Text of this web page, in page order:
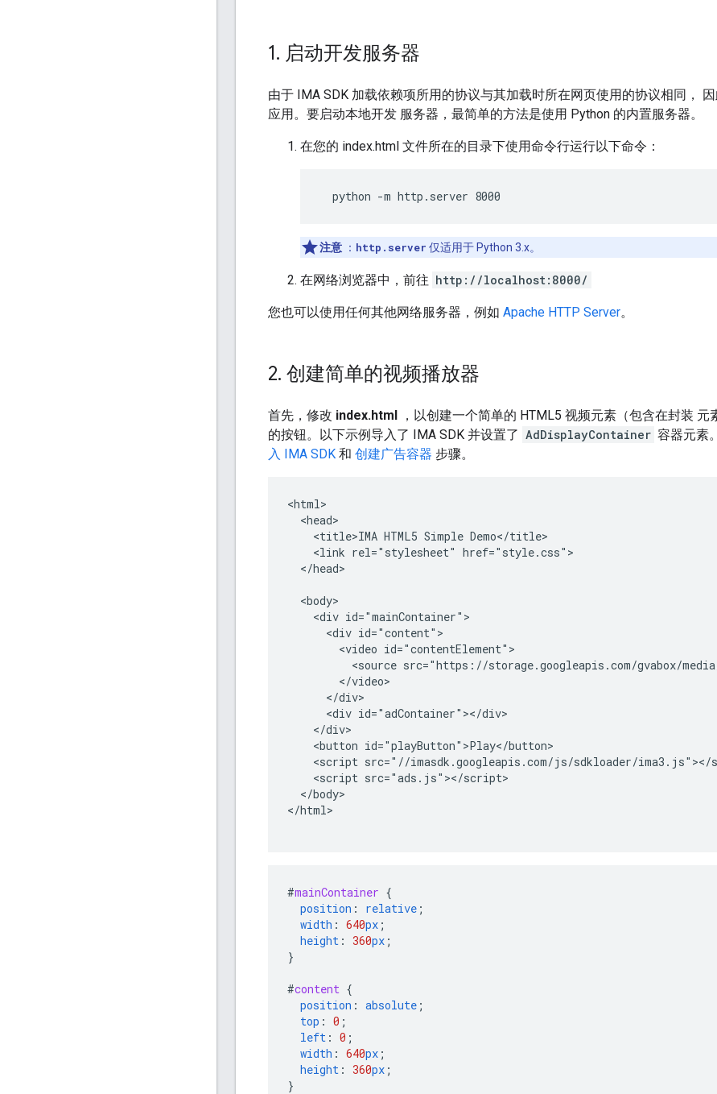
1. 启动开发服务器
由于 IMA SDK 加载依赖项所用的协议与其加载时所在网页使用的协议相同，
应用。要启动本地开发 服务器，最简单的方法是使用 Python 的内置服务器。
在您的 index.html 文件所在的目录下使用命令行运行以下命令：
  python -m http.server 8000
注意 ： http.server 仅适用于 Python 3.x。
在网络浏览器中，前往 http://localhost:8000/
您也可以使用任何其他网络服务器，例如 Apache HTTP Server。
2. 创建简单的视频播放器
首先，修改 index.html ，以创建一个简单的 HTML5 视频元素（包含在封装
的按钮。以下示例导入了 IMA SDK 并设置了 AdDisplayContainer 容器元素
入 IMA SDK 和 创建广告容器 步骤。
<html>
  <head>
    <title>IMA HTML5 Simple Demo</title>
    <link rel="stylesheet" href="style.css">
  </head>
  <body>
    <div id="mainContainer">
      <div id="content">
        <video id="contentElement">
<source src="https://storage.googleapis.com/gvabox/
        </video>
      </div>
      <div id="adContainer"></div>
    </div>
    <button id="playButton">Play</button>
<script src="//imasdk.googleapis.com/js/sdkloader/ima3.js"></
    <script src="ads.js"></script>
  </body>
#mainContainer {
position : relative ;
width : 640px ;
height : 360px ;
}
#content {
position : absolute ;
top : 0 ;
left : 0 ;
width : 640px ;
height : 360px ;
}